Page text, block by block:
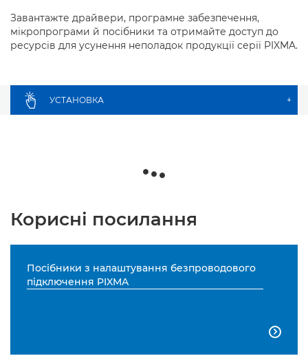
Завантажте драйвери, програмне забезпечення,
мікропрограми й посібники та отримайте доступ до
ресурсів для усунення неполадок продукції серії PIXMA.
УСТАНОВКА +
Корисні посилання
Посібники з налаштування безпроводового
підключення PIXMA
